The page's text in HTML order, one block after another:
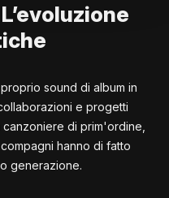
sound di album in
e progetti
di prim'ordine,
hanno di fatto
generazione.